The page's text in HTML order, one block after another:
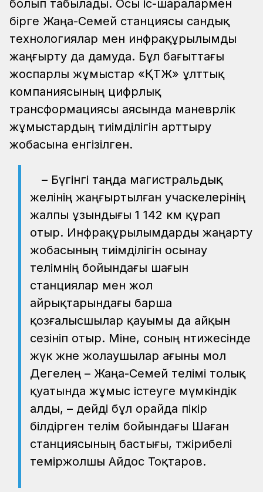
болып табылады. Осы іс-шаралармен
бірге Жаңа-Семей станциясы сандық
технологиялар мен инфрақұрылымды
жаңғырту да дамуда. Бұл бағыттағы
жоспарлы жұмыстар «ҚТЖ» ұлттық
компаниясының цифрлық
трансформациясы аясында маневрлік
жұмыстардың тиімділігін арттыру
жобасына енгізілген.
– Бүгінгі таңда магистральдық
желінің жаңғыртылған учаскелерінің
жалпы ұзындығы 1 142 км құрап
отыр. Инфрақұрылымдарды жаңарту
жобасының тиімділігін осынау
телімнің бойындағы шағын
станциялар мен жол
айрықтарындағы барша
қозғалысшылар қауымы да айқын
сезініп отыр. Міне, соның нәтижесінде
жүк және жолаушылар ағыны мол
Дегелең – Жаңа-Семей телімі толық
қуатында жұмыс істеуге мүмкіндік
алды, – дейді бұл орайда пікір
білдірген телім бойындағы Шаған
станциясының бастығы, тәжірибелі
теміржолшы Айдос Тоқтаров.